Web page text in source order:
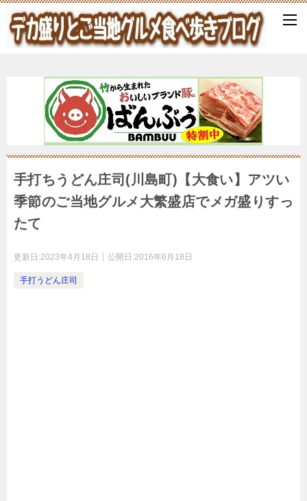
手打ちうどん庄司(川島町)【大食い】アツい
季節のご当地グルメ大繁盛店でメガ盛りすっ
たて
更新日:2023年4月18日 公開日:2016年6月18日
手打うどん庄司